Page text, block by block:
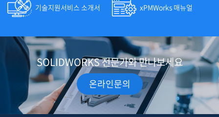
기술지원서비스 소개서 xPMWorks 매뉴얼
SOLIDWORKS 전문가와 만나보세요
온라인문의